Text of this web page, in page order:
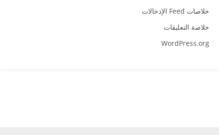
خلاصات Feed الإدخالات
خلاصة التعليقات
WordPress.org